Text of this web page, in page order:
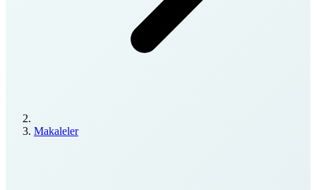
Makaleler